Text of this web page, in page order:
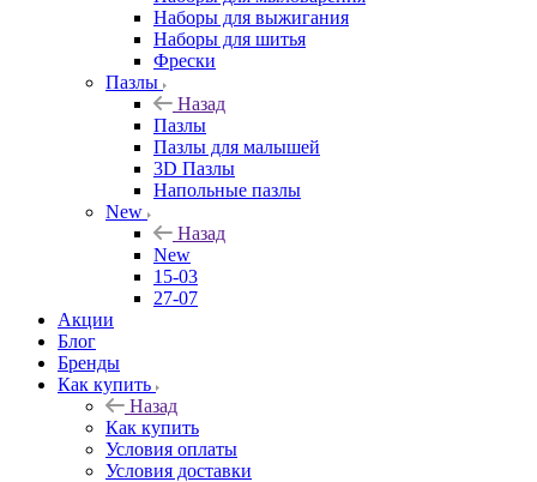
Наборы для выжигания
Наборы для шитья
Фрески
Пазлы
Назад
Пазлы
Пазлы для малышей
3D Пазлы
Напольные пазлы
New
Назад
New
15-03
27-07
Акции
Блог
Бренды
Как купить
Назад
Как купить
Условия оплаты
Условия доставки